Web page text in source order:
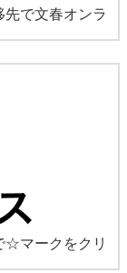
先で文春オンラ
☆マークをクリ